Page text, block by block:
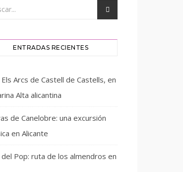
ENTRADAS RECIENTES
Arcs de Castell de Castells, en
Alta alicantina
de Canelobre: una excursión
en Alicante
del Pop: ruta de los almendros en